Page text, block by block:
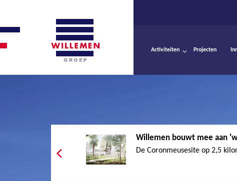
Activiteiten Projecten
Willemen bouwt mee aan
De Coronmeusesite op 2,5